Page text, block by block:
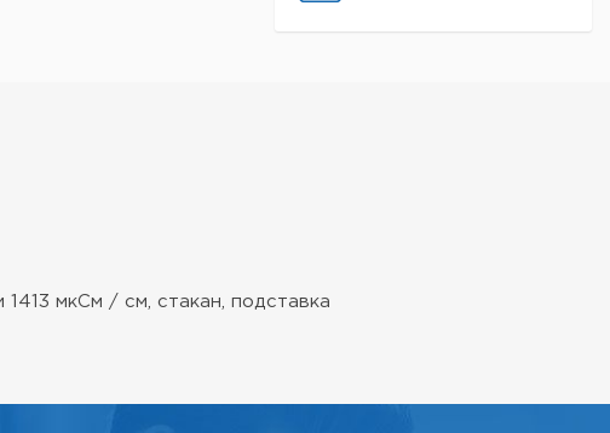
мкСм / см, стакан, подставка